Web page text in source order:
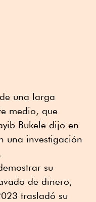
una larga
medio, que
Bukele dijo en
una investigación
su
de dinero,
trasladó su